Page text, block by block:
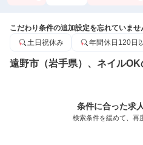
こだわり条件の追加設定を忘れていませ
土日祝休み
年間休日120日
遠野市（岩手県）、ネイル
条件に合った求
検索条件を緩めて、再